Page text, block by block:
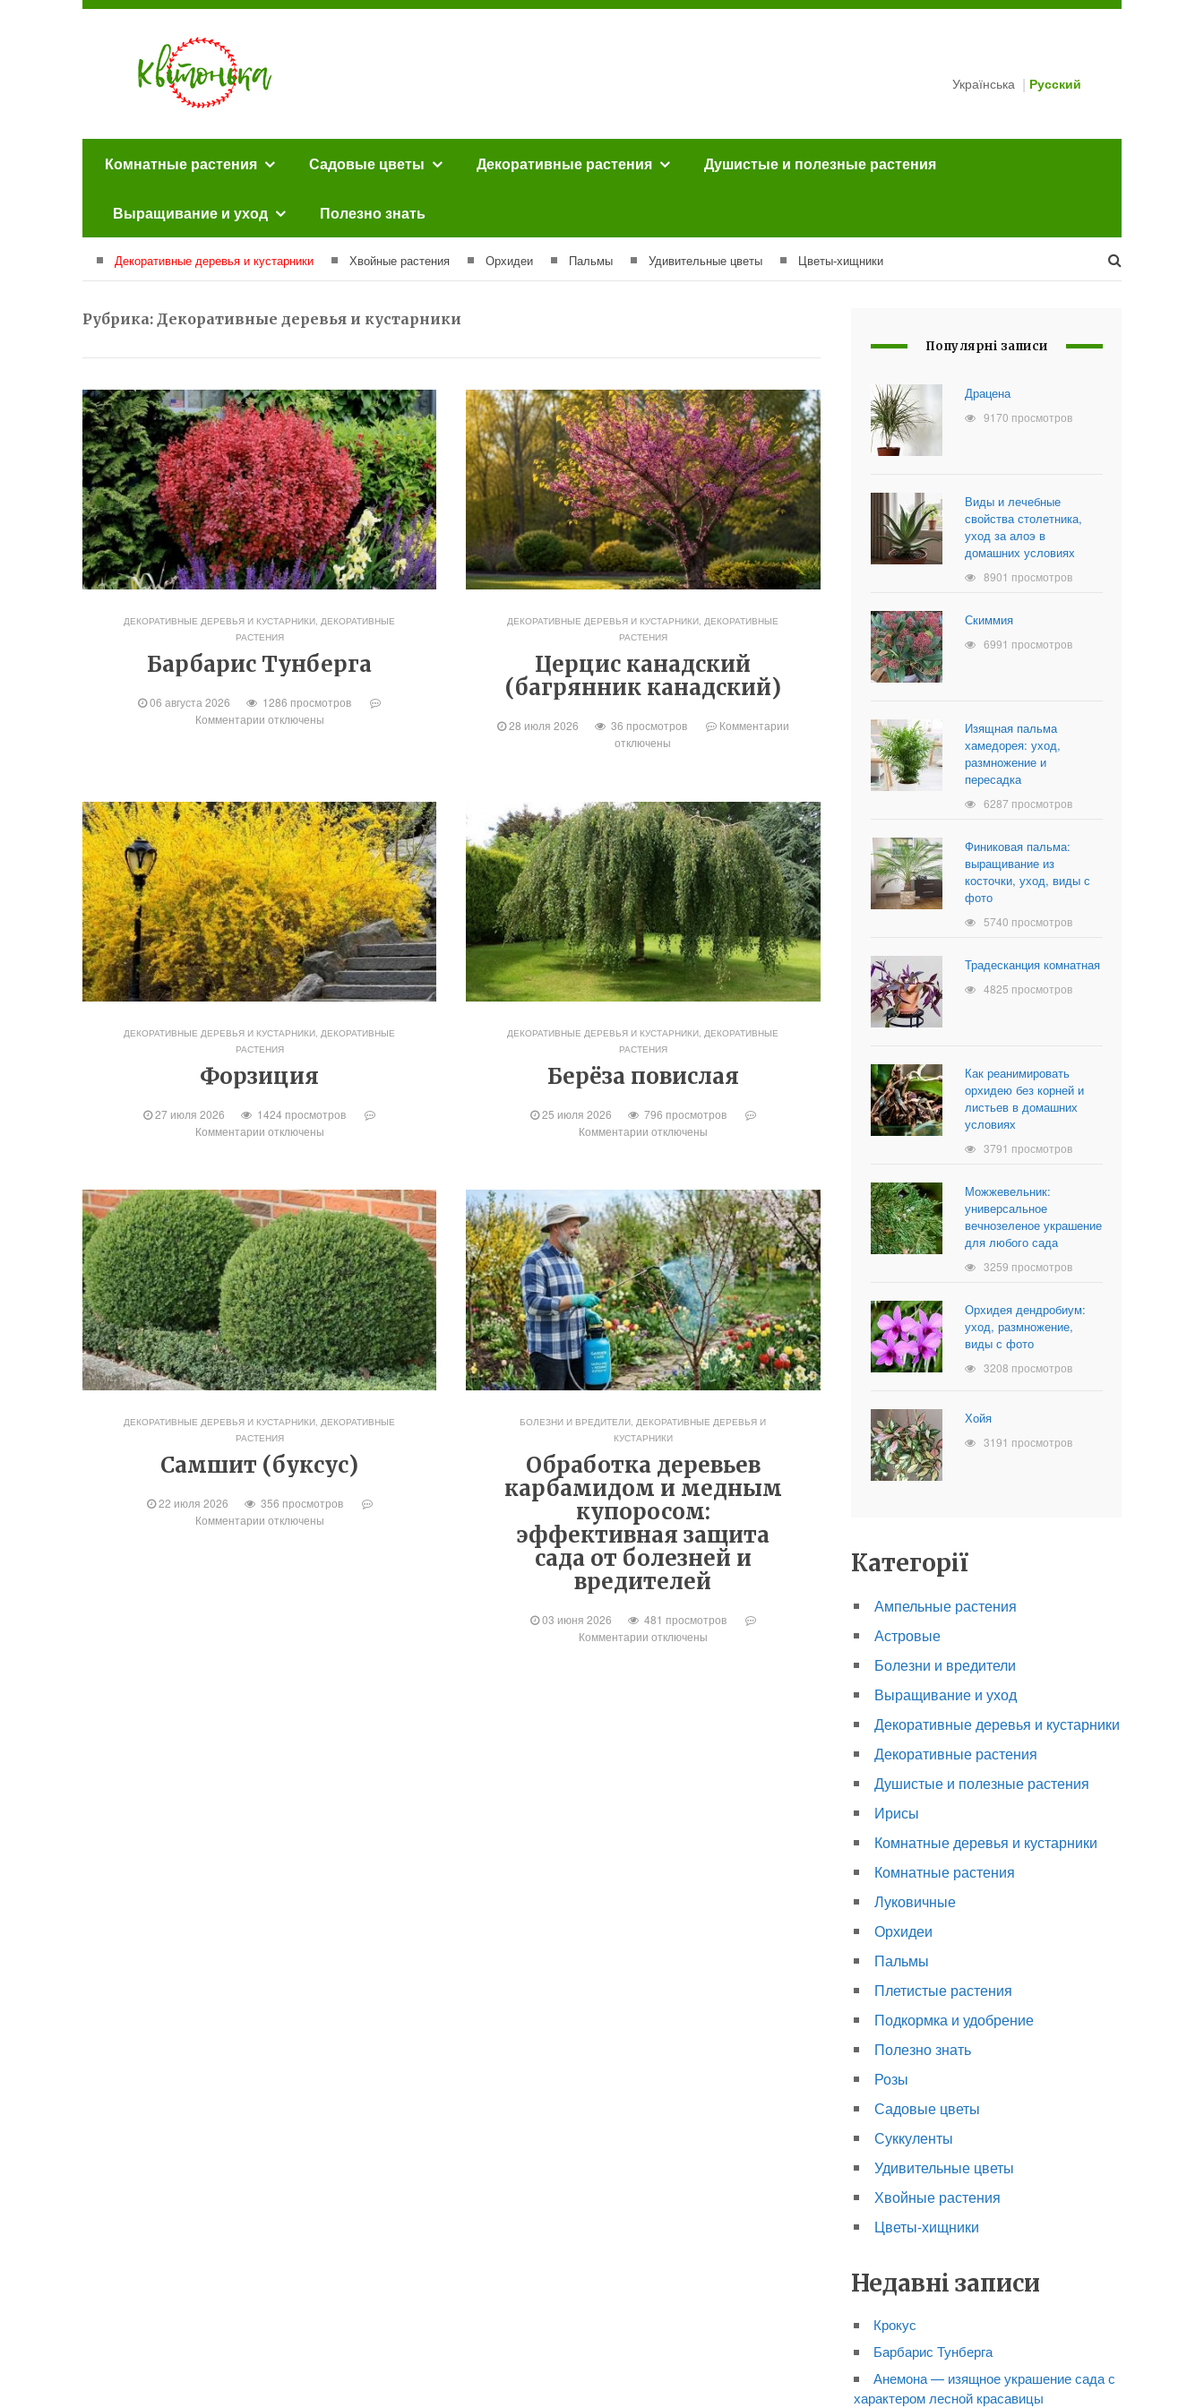
Українська Русский
Комнатные растения Садовые цветы Декоративные растения Душистые и полезные растения
Выращивание и уход Полезно знать
Декоративные деревья и кустарники Хвойные растения Орхидеи Пальмы Удивительные цветы Цветы-хищники
Рубрика: Декоративные деревья и кустарники
ДЕКОРАТИВНЫЕ ДЕРЕВЬЯ И КУСТАРНИКИ,ДЕКОРАТИВНЫЕ
РАСТЕНИЯ
Барбарис Тунберга
06 августа 2026
1286 просмотров
Комментарии отключены
ДЕКОРАТИВНЫЕ ДЕРЕВЬЯ И КУСТАРНИКИ,ДЕКОРАТИВНЫЕ
РАСТЕНИЯ
Церцис канадский
(багрянник канадский)
28 июля 2026 36 просмотров
Комментарии
отключены
ДЕКОРАТИВНЫЕ ДЕРЕВЬЯ И КУСТАРНИКИ,ДЕКОРАТИВНЫЕ
РАСТЕНИЯ
Форзиция
27 июля 2026
1424 просмотров
Комментарии отключены
ДЕКОРАТИВНЫЕ ДЕРЕВЬЯ И КУСТАРНИКИ,ДЕКОРАТИВНЫЕ
РАСТЕНИЯ
Берёза повислая
25 июля 2026
796 просмотров
Комментарии отключены
ДЕКОРАТИВНЫЕ ДЕРЕВЬЯ И КУСТАРНИКИ ДЕКОРАТИВНЫЕ
РАСТЕНИЯ
Самшит (буксус)
22 июля 2026
356 просмотров
Комментарии отключены
БОЛЕЗНИ И ВРЕДИТЕЛИ ДЕКОРАТИВНЫЕ ДЕРЕВЬЯ И
КУСТАРНИКИ
Обработка деревьев
карбамидом и медным
купоросом:
эффективная защита
сада от болезней и
вредителей
03 июня 2026
481 просмотров
Комментарии отключены
Популярні записи
Драцена
9170 просмотров
Виды и лечебные
свойства столетника,
уход за алоэ в
домашних условиях
8901 просмотров
Скиммия
6991 просмотров
Изящная пальма
хамедорея: уход,
размножение и
пересадка
6287 просмотров
Финиковая пальма:
выращивание из
косточки, уход, виды с
фото
5740 просмотров
Традесканция комнатная
4825 просмотров
Как реанимировать
орхидею без корней и
листьев в домашних
условиях
3791 просмотров
Можжевельник:
универсальное
вечнозеленое украшение
для любого сада
3259 просмотров
Орхидея дендробиум:
уход, размножение,
виды с фото
3208 просмотров
Хойя
3191 просмотров
Категорії
Ампельные растения
Астровые
Болезни и вредители
Выращивание и уход
Декоративные деревья и кустарники
Декоративные растения
Душистые и полезные растения
Ирисы
Комнатные деревья и кустарники
Комнатные растения
Луковичные
Орхидеи
Пальмы
Плетистые растения
Подкормка и удобрение
Полезно знать
Розы
Садовые цветы
Суккуленты
Удивительные цветы
Хвойные растения
Цветы-хищники
Недавні записи
Крокус
Барбарис Тунберга
Анемона — изящное украшение сада с
характером лесной красавицы